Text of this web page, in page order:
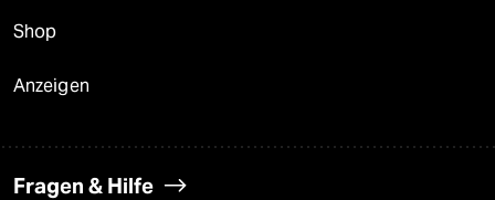
Shop
Anzeigen
Fragen & Hilfe